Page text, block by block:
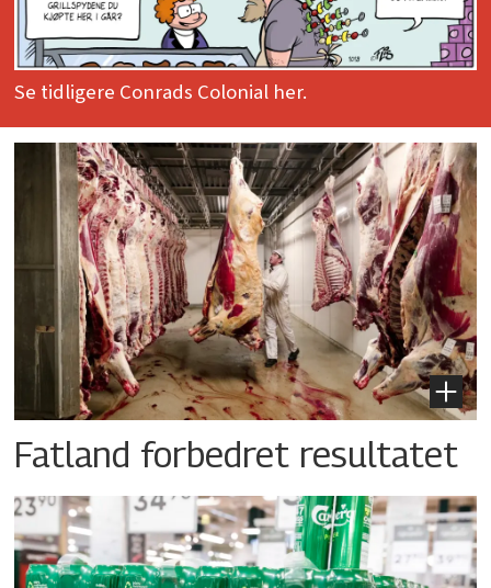
Se tidligere Conrads Colonial her.
Fatland forbedret resultatet